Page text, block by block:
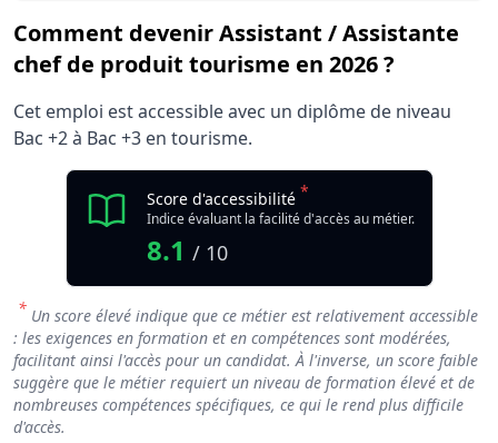
Comment devenir Assistant / Assistante
chef de produit tourisme en 2026 ?
Cet emploi est accessible avec un diplôme de niveau
Bac +2 à Bac +3 en tourisme.
Score d'accessibilité *
Indice évaluant la facilité d'accès au métier.
8.1 / 10
* Un score élevé indique que ce métier est relativement accessible
: les exigences en formation et en compétences sont modérées,
facilitant ainsi l'accès pour un candidat. À l'inverse, un score faible
suggère que le métier requiert un niveau de formation élevé et de
nombreuses compétences spécifiques, ce qui le rend plus difficile
d'accès.